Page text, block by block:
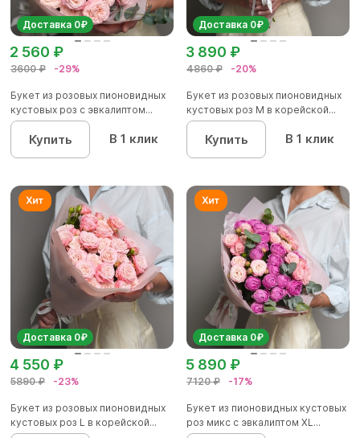
Доставка 0₽
3600 ₽ -29%
2 560 ₽
Букет из розовых пионовидных
кустовых роз с эвкалиптом...
Купить В 1 клик
Доставка 0₽
4860 ₽ -20%
3 890 ₽
Букет из розовых пионовидных
кустовых роз M в корейской...
Купить В 1 клик
Доставка 0₽
5890 ₽ -23%
4 550 ₽
Букет из розовых пионовидных
кустовых роз L в корейской...
Доставка 0₽
7120 ₽ -17%
5 890 ₽
Букет из пионовидных кустовых
роз микс с эвкалиптом XL...